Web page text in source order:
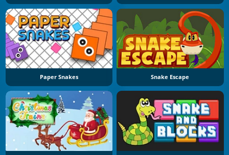
Paper Snakes Snake Escape